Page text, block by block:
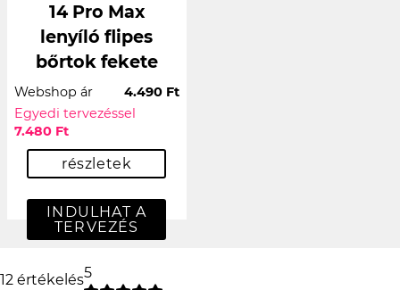
14 Pro Max
lenyíló flipes
bőrtok fekete
Webshop ár
4.490 Ft
Egyedi tervezéssel
7.480 Ft
részletek
INDULHAT A
TERVEZÉS
12 értékelés5